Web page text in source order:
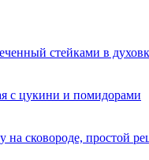
стейками в
с цукини и помидорами
на сковороде, простой